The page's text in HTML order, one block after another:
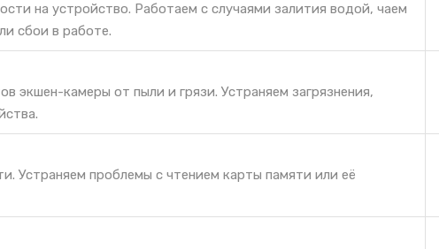
на устройство. Работаем с случаями залития водой, чаем
сбои в работе.
экшен-камеры от пыли и грязи. Устраняем загрязнения,
Устраняем проблемы с чтением карты памяти или её